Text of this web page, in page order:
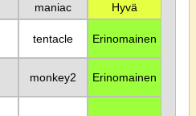
maniac
Hyvä
tentacle Erinomainen
monkey2 Erinomainen